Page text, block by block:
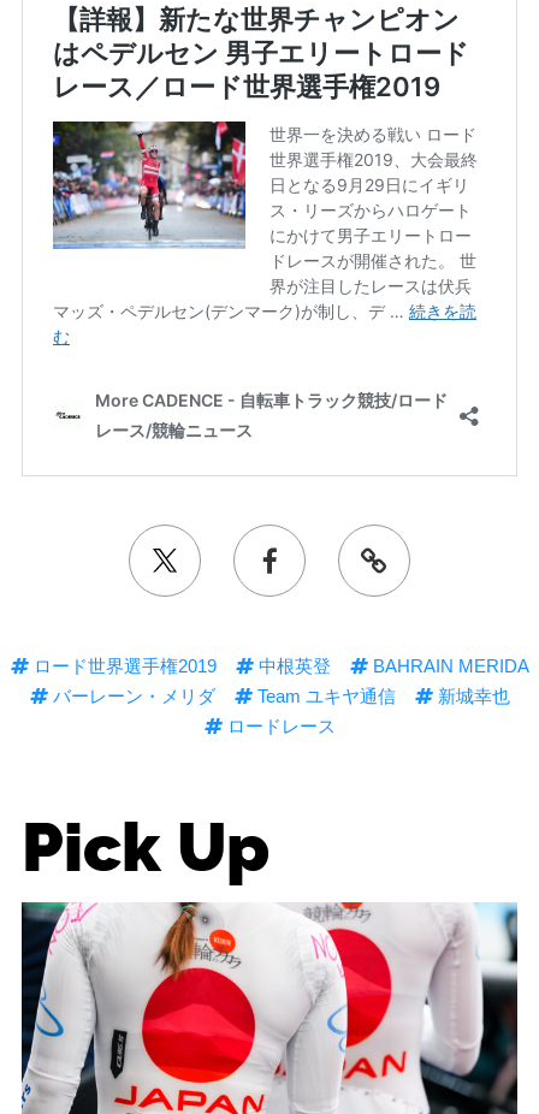
ロード世界選手権2019 中根英登
BAHRAIN MERIDA
バーレーン・メリダ
Team ユキヤ通信
新城幸也
ロードレース
Pick Up